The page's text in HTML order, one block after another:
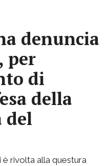
denuncia
per
di
della
del
è rivolta alla questura